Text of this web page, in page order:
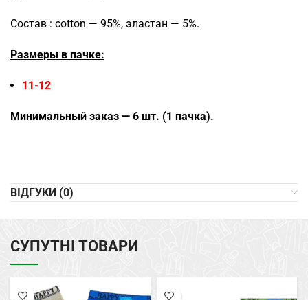
Состав : cotton — 95%, эластан — 5%.
Размеры в пачке:
11-12
Минимальный заказ — 6 шт. (1 пачка).
ВІДГУКИ (0)
СУПУТНІ ТОВАРИ